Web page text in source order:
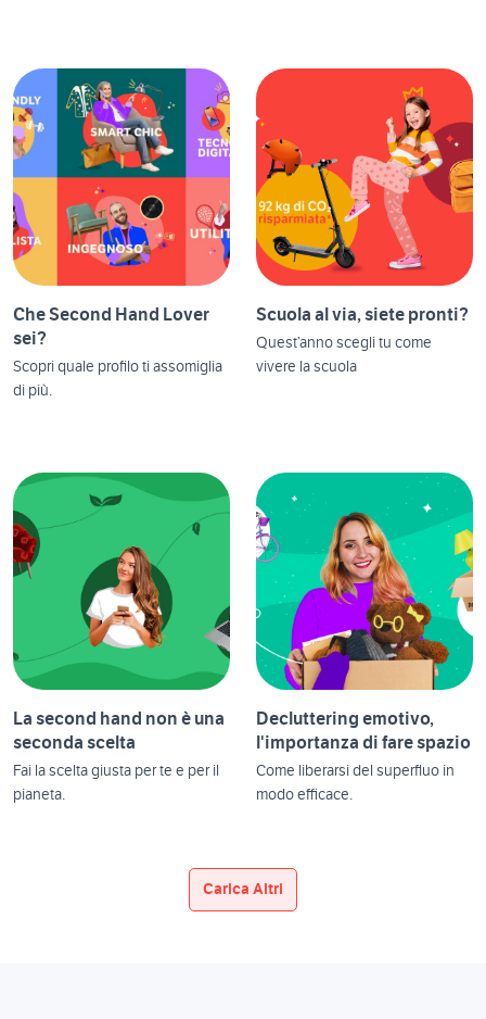
Che Second Hand Lover
sei?
Scopri quale profilo ti assomiglia
di più.
Scuola al via, siete pronti?
Quest’anno scegli tu come
vivere la scuola
La second hand non è una
seconda scelta
Fai la scelta giusta per te e per il
pianeta.
Decluttering emotivo,
l'importanza di fare spazio
Come liberarsi del superfluo in
modo efficace.
Carica Altri